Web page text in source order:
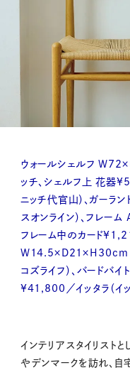
ウォールシェルフ
ッチ、シェルフ上 花器
ニッチ代官山）、ガーラ
スオンライン）、フレー
フレーム中のカード
W14.5×D21×H30cm
コズライフ）、バードバ
¥41,800／イッタラ（イ
インテリアスタイリスト
やデンマークを訪れ、